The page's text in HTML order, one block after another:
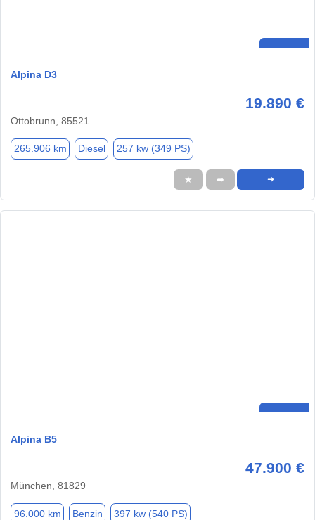
Alpina D3
19.890 €
Ottobrunn, 85521
265.906 km Diesel 257 kw (349 PS)
★ ➦ ➜
Alpina B5
47.900 €
München, 81829
96.000 km Benzin 397 kw (540 PS)